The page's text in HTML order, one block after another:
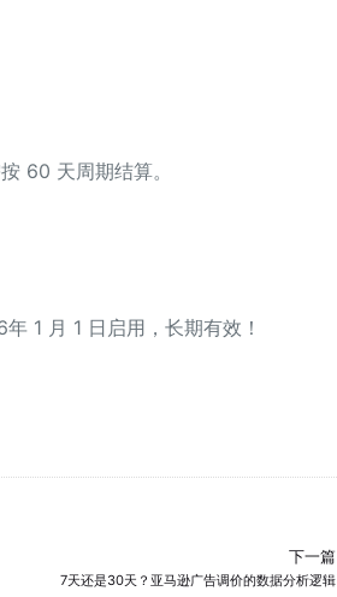
60 天周期结算。
1 月 1 日启用，长期有效！
下一篇
7天还是30天？亚马逊广告调价的数据分析逻辑